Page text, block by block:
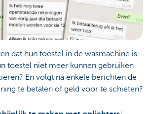
dat hun toestel in de wasmachine is
toestel niet meer kunnen gebruiken
En volgt na enkele berichten de
te betalen of geld voor te schieten?